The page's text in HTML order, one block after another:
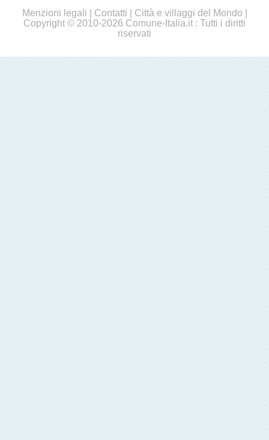
Menzioni legali
Contatti Città e villaggi del Mondo
Copyright © 2010-2026 Comune-Italia.it : Tutti i diritti
riservati